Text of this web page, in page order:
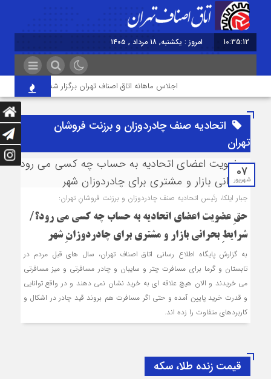
10:35:12 امروز : یکشنبه, ۱۸ مرداد , ۱۴۰۵
اجلاس ماهانه اتاق اصناف تهران برگزار شد
اتحادیه صنف چادردوزان و برزنت فروشان
تهران
07
شهریور
جبار ایلکا، رئیس اتحادیه صنف چادردوزان و برزنت فروشانِ تهران:
حقِ عضویت اعضای اتحادیه به حساب چه کسی می رود؟/
شرایطِ بحرانی بازار و مشتری برای چادردوزانِ شهر
به گزارش پایگاه اطلاع رسانی اتاق اصناف تهران، سال های قبل مردم در
تابستان و گرما برای مسافرت چتر و سایبان و چادر مسافرتی و میز مسافرتی
می خریدند و الان هیچ علاقه ای به خرید نشان نمی دهند و در واقع توانایی
و قدرت خرید پایین آمده و حتی اگر مسافرت هم بروند قید چادر در اشکال و
کاربردهای متفاوت را زده اند.
قیمت زنده طلا، سکه